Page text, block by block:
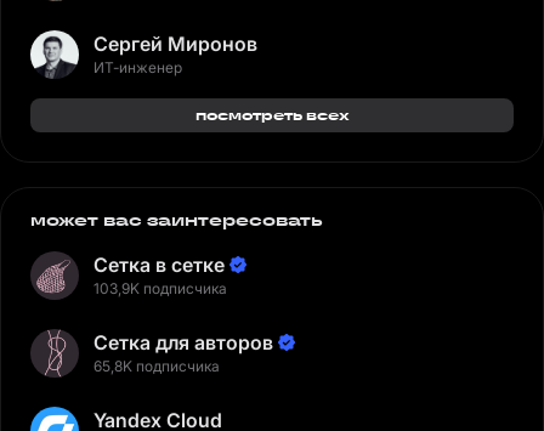
Сергей Миронов
ИТ-инженер
посмотреть всех
может вас заинтересовать
Сетка в сетке
103,9K подписчика
Сетка для авторов
65,8K подписчика
Yandex Cloud